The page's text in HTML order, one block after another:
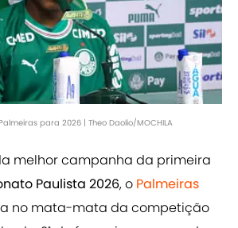
para 2026 | Theo Daolio/MOCHILA
melhor campanha da primeira
Paulista 2026, o Palmeiras
no mata-mata da competição